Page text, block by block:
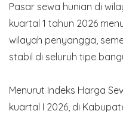
Pasar sewa hunian di
kuartal 1 tahun 2026
wilayah penyangga,
stabil di seluruh tipe
Menurut Indeks Harga
kuartal I 2026, di